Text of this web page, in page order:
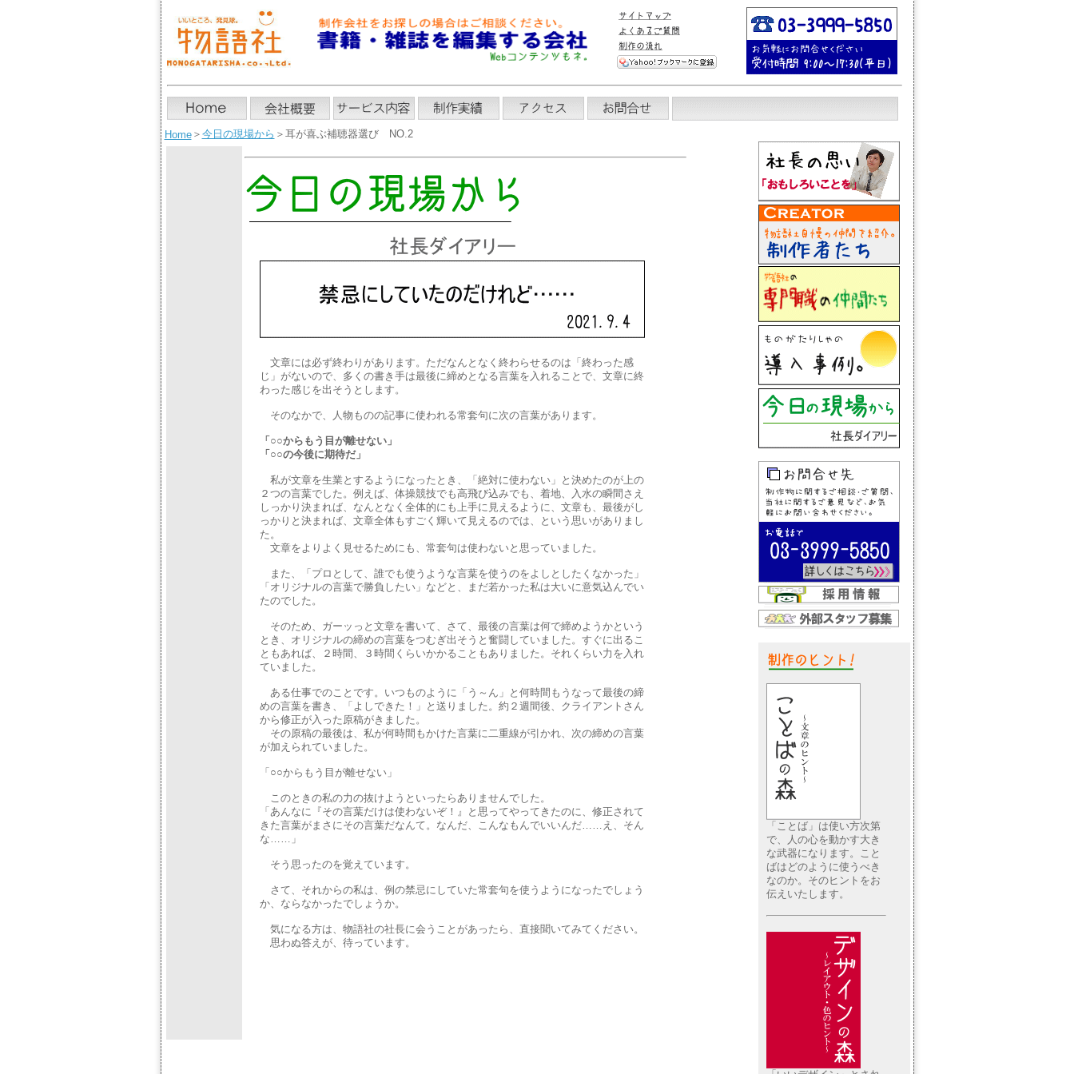
Home＞ 今日の現場から ＞耳が喜ぶ補聴器選び NO.2
文章には必ず終わりがあります。ただなんとなく終わらせるのは「終わった感
じ」がないので、多くの書き手は最後に締めとなる言葉を入れることで、文章に終
わった感じを出そうとします。
そのなかで、人物ものの記事に使われる常套句に次の言葉があります。
「○○からもう目が離せない」
「○○の今後に期待だ」
私が文章を生業とするようになったとき、「絶対に使わない」と決めたのが上の
２つの言葉でした。例えば、体操競技でも高飛び込みでも、着地、入水の瞬間さえ
しっかり決まれば、なんとなく全体的にも上手に見えるように、文章も、最後がし
っかりと決まれば、文章全体もすごく輝いて見えるのでは、という思いがありまし
た。
文章をよりよく見せるためにも、常套句は使わないと思っていました。
また、「プロとして、誰でも使うような言葉を使うのをよしとしたくなかった」
「オリジナルの言葉で勝負したい」などと、まだ若かった私は大いに意気込んでい
たのでした。
そのため、ガーッっと文章を書いて、さて、最後の言葉は何で締めようかという
とき、オリジナルの締めの言葉をつむぎ出そうと奮闘していました。すぐに出るこ
ともあれば、２時間、３時間くらいかかることもありました。それくらい力を入れ
ていました。
ある仕事でのことです。いつものように「う～ん」と何時間もうなって最後の締
めの言葉を書き、「よしできた！」と送りました。約２週間後、クライアントさん
から修正が入った原稿がきました。
その原稿の最後は、私が何時間もかけた言葉に二重線が引かれ、次の締めの言葉
が加えられていました。
「○○からもう目が離せない」
このときの私の力の抜けようといったらありませんでした。
「あんなに『その言葉だけは使わないぞ！』と思ってやってきたのに、修正されて
きた言葉がまさにその言葉だなんて。なんだ、こんなもんでいいんだ……え、そん
な……」
そう思ったのを覚えています。
さて、それからの私は、例の禁忌にしていた常套句を使うようになったでしょう
か、ならなかったでしょうか。
気になる方は、物語社の社長に会うことがあったら、直接聞いてみてください。
思わぬ答えが、待っています。
「ことば」は使い方次第
で、人の心を動かす大き
な武器になります。こと
ばはどのように使うべき
なのか。そのヒントをお
伝えいたします。